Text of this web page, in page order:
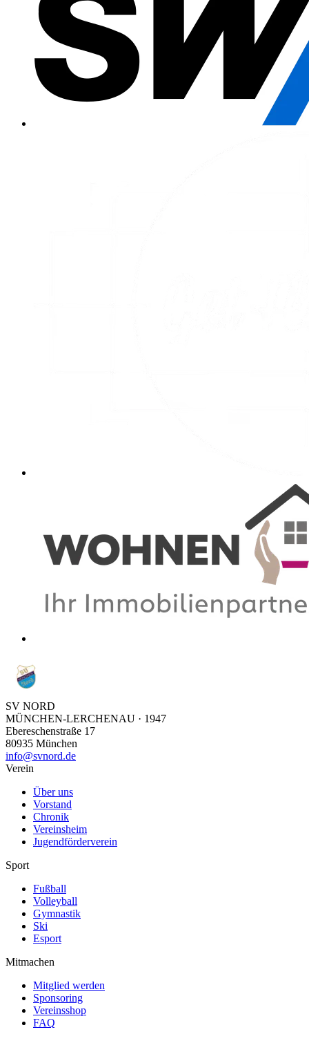
SV NORD
MÜNCHEN-LERCHENAU · 1947
Ebereschenstraße 17
80935 München
info@svnord.de
Verein
Über uns
Vorstand
Chronik
Vereinsheim
Jugendförderverein
Sport
Fußball
Volleyball
Gymnastik
Ski
Esport
Mitmachen
Mitglied werden
Sponsoring
Vereinsshop
FAQ